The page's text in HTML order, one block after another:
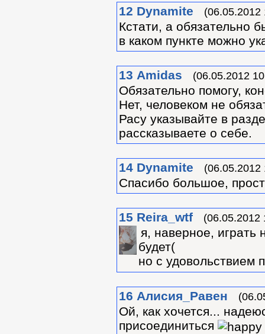
12 Dynamite (06.05.2012
Кстати, а обязательно
в каком пункте можно
13 Amidas (06.05.2012
Обязательно помогу,
Нет, человеком не
Расу указывайте в
рассказываете о себе.
14 Dynamite (06.05.2012
Спасибо большое,
15 Reira_wtf (06.05.2012
я, наверное, играть
будет(
но с удовольствием
16 Алиcия_Равен
Ой, как хочется...
присоединиться